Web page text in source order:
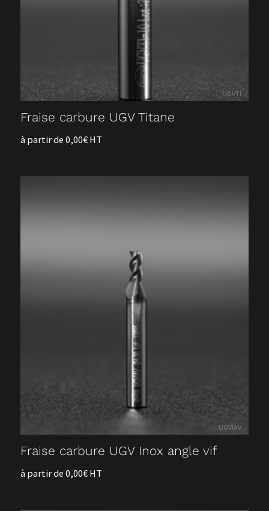
Accueil
Notre société
Nos services
Devis
Contact
Nos outils sur-mesure
Nos outils standards en vente en ligne !
Fraise carbure UGV Titane
UGVTI
à partir de 0,00€ HT
Fraise carbure UGV Inox angle vif
UGVIAV
à partir de 0,00€ HT